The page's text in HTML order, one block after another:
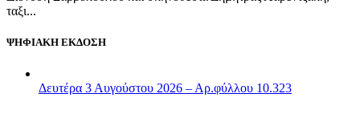
ταξι...
ΨΗΦΙΑΚΗ ΕΚΔΟΣΗ
Δευτέρα 3 Αυγούστου 2026 – Αρ.φύλλου 10.323